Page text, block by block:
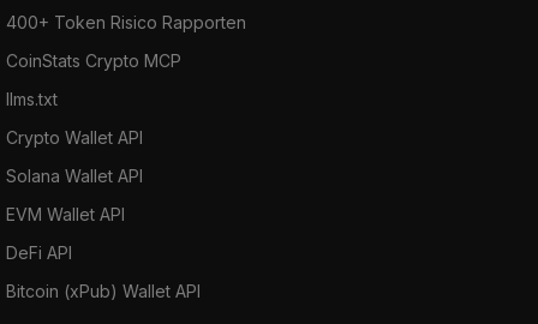
400+ Token Risico Rapporten
CoinStats Crypto MCP
llms.txt
Crypto Wallet API
Solana Wallet API
EVM Wallet API
DeFi API
Bitcoin (xPub) Wallet API